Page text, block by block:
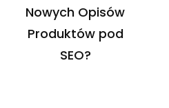
Nowych Opisów
Produktów pod
SEO?